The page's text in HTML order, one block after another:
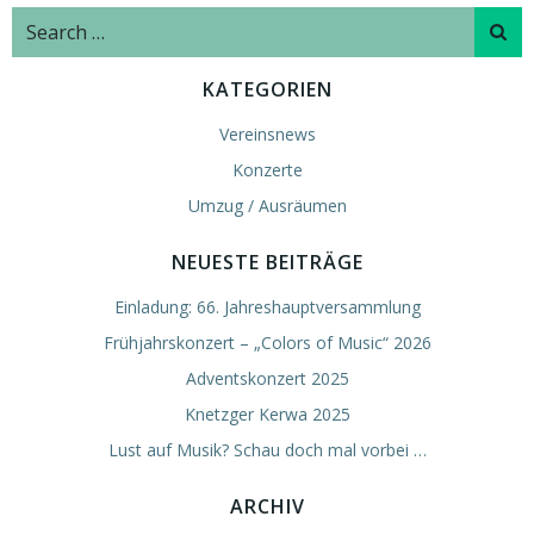
Search
KATEGORIEN
Vereinsnews
Konzerte
Umzug / Ausräumen
NEUESTE BEITRÄGE
Einladung: 66. Jahreshauptversammlung
Frühjahrskonzert – „Colors of Music“ 2026
Adventskonzert 2025
Knetzger Kerwa 2025
Lust auf Musik? Schau doch mal vorbei …
ARCHIV